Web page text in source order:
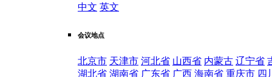
中文 英文
会议地点
北京市 天津市 河北省 山西省 内蒙古 辽宁省
湖北省 湖南省 广东省 广西 海南省 重庆市 四